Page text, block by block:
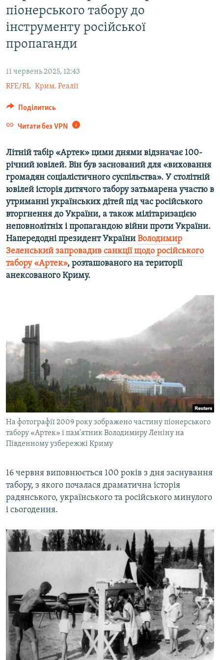
ВІДЕОУРОКИ «ELIFBE»
СВІДЧЕННЯ ОКУПАЦІЇ
УКРАЇНСЬКА ПРОБЛЕМА КРИМУ
Русский
Qırımtatar
Усі сайти RFE/RL
піонерського табору до
інструменту російської
пропаганди
11 червень 2025, 12:43
RFE/RL Крим. Реалії
Поділитись
Читати без VPN
Літній табір «Артек» цими днями відзначає 100-
річний ювілей. Він був заснований для «виховання
громадян соціалістичного суспільства». У столітній
ювілей історія дитячого табору затьмарена участю в
утриманні українських дітей під час російського
вторгнення до України, а також мілітаризацією
неповнолітніх і пропагандою війни проти України.
Напередодні президент України Володимир
Зеленський запровадив санкції щодо російського
табору «Артек», розташованого на території
анексованого Криму.
На фотографії 2009 року зображено частину піонерського
табору «Артек» і пам'ятник Володимиру Леніну на
Південному узбережжі Криму
16 червня виповнюється 100 років з дня заснування
табору, з якого почалася драматична історія
радянського, українського та російського минулого
і сьогодення.